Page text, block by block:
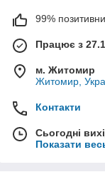
99%
Працює з
м. Житомир
Житомир,
Контакти
Сьогодні
Показати